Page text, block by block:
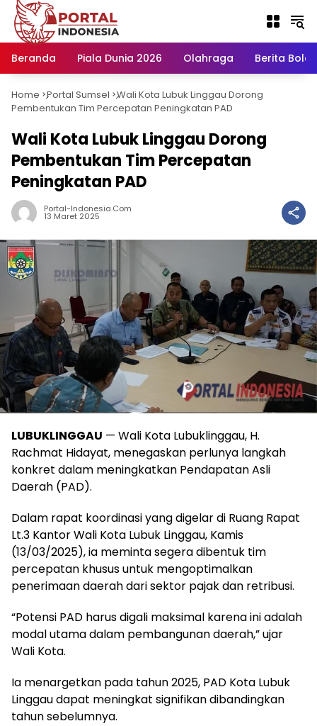
Langsung
konten
Beranda
Piala Dunia 2026 Olahraga Berita Bola
Home -
Portal Sumsel -
Wali Kota Lubuk Linggau Dorong
Pembentukan Tim Percepatan Peningkatan PAD
Wali Kota Lubuk Linggau Dorong
Pembentukan Tim Percepatan
Peningkatan PAD
Portal-Indonesia.com
13 Maret 2025
LUBUKLINGGAU — Wali Kota Lubuklinggau, H.
Rachmat Hidayat, menegaskan perlunya langkah
konkret dalam meningkatkan Pendapatan Asli
Daerah (PAD).
Dalam rapat koordinasi yang digelar di Ruang Rapat
Lt.3 Kantor Wali Kota Lubuk Linggau, Kamis
(13/03/2025), ia meminta segera dibentuk tim
percepatan khusus untuk mengoptimalkan
penerimaan daerah dari sektor pajak dan retribusi.
“Potensi PAD harus digali maksimal karena ini adalah
modal utama dalam pembangunan daerah,” ujar
Wali Kota.
Ia menargetkan pada tahun 2025, PAD Kota Lubuk
Linggau dapat meningkat signifikan dibandingkan
tahun sebelumnya.